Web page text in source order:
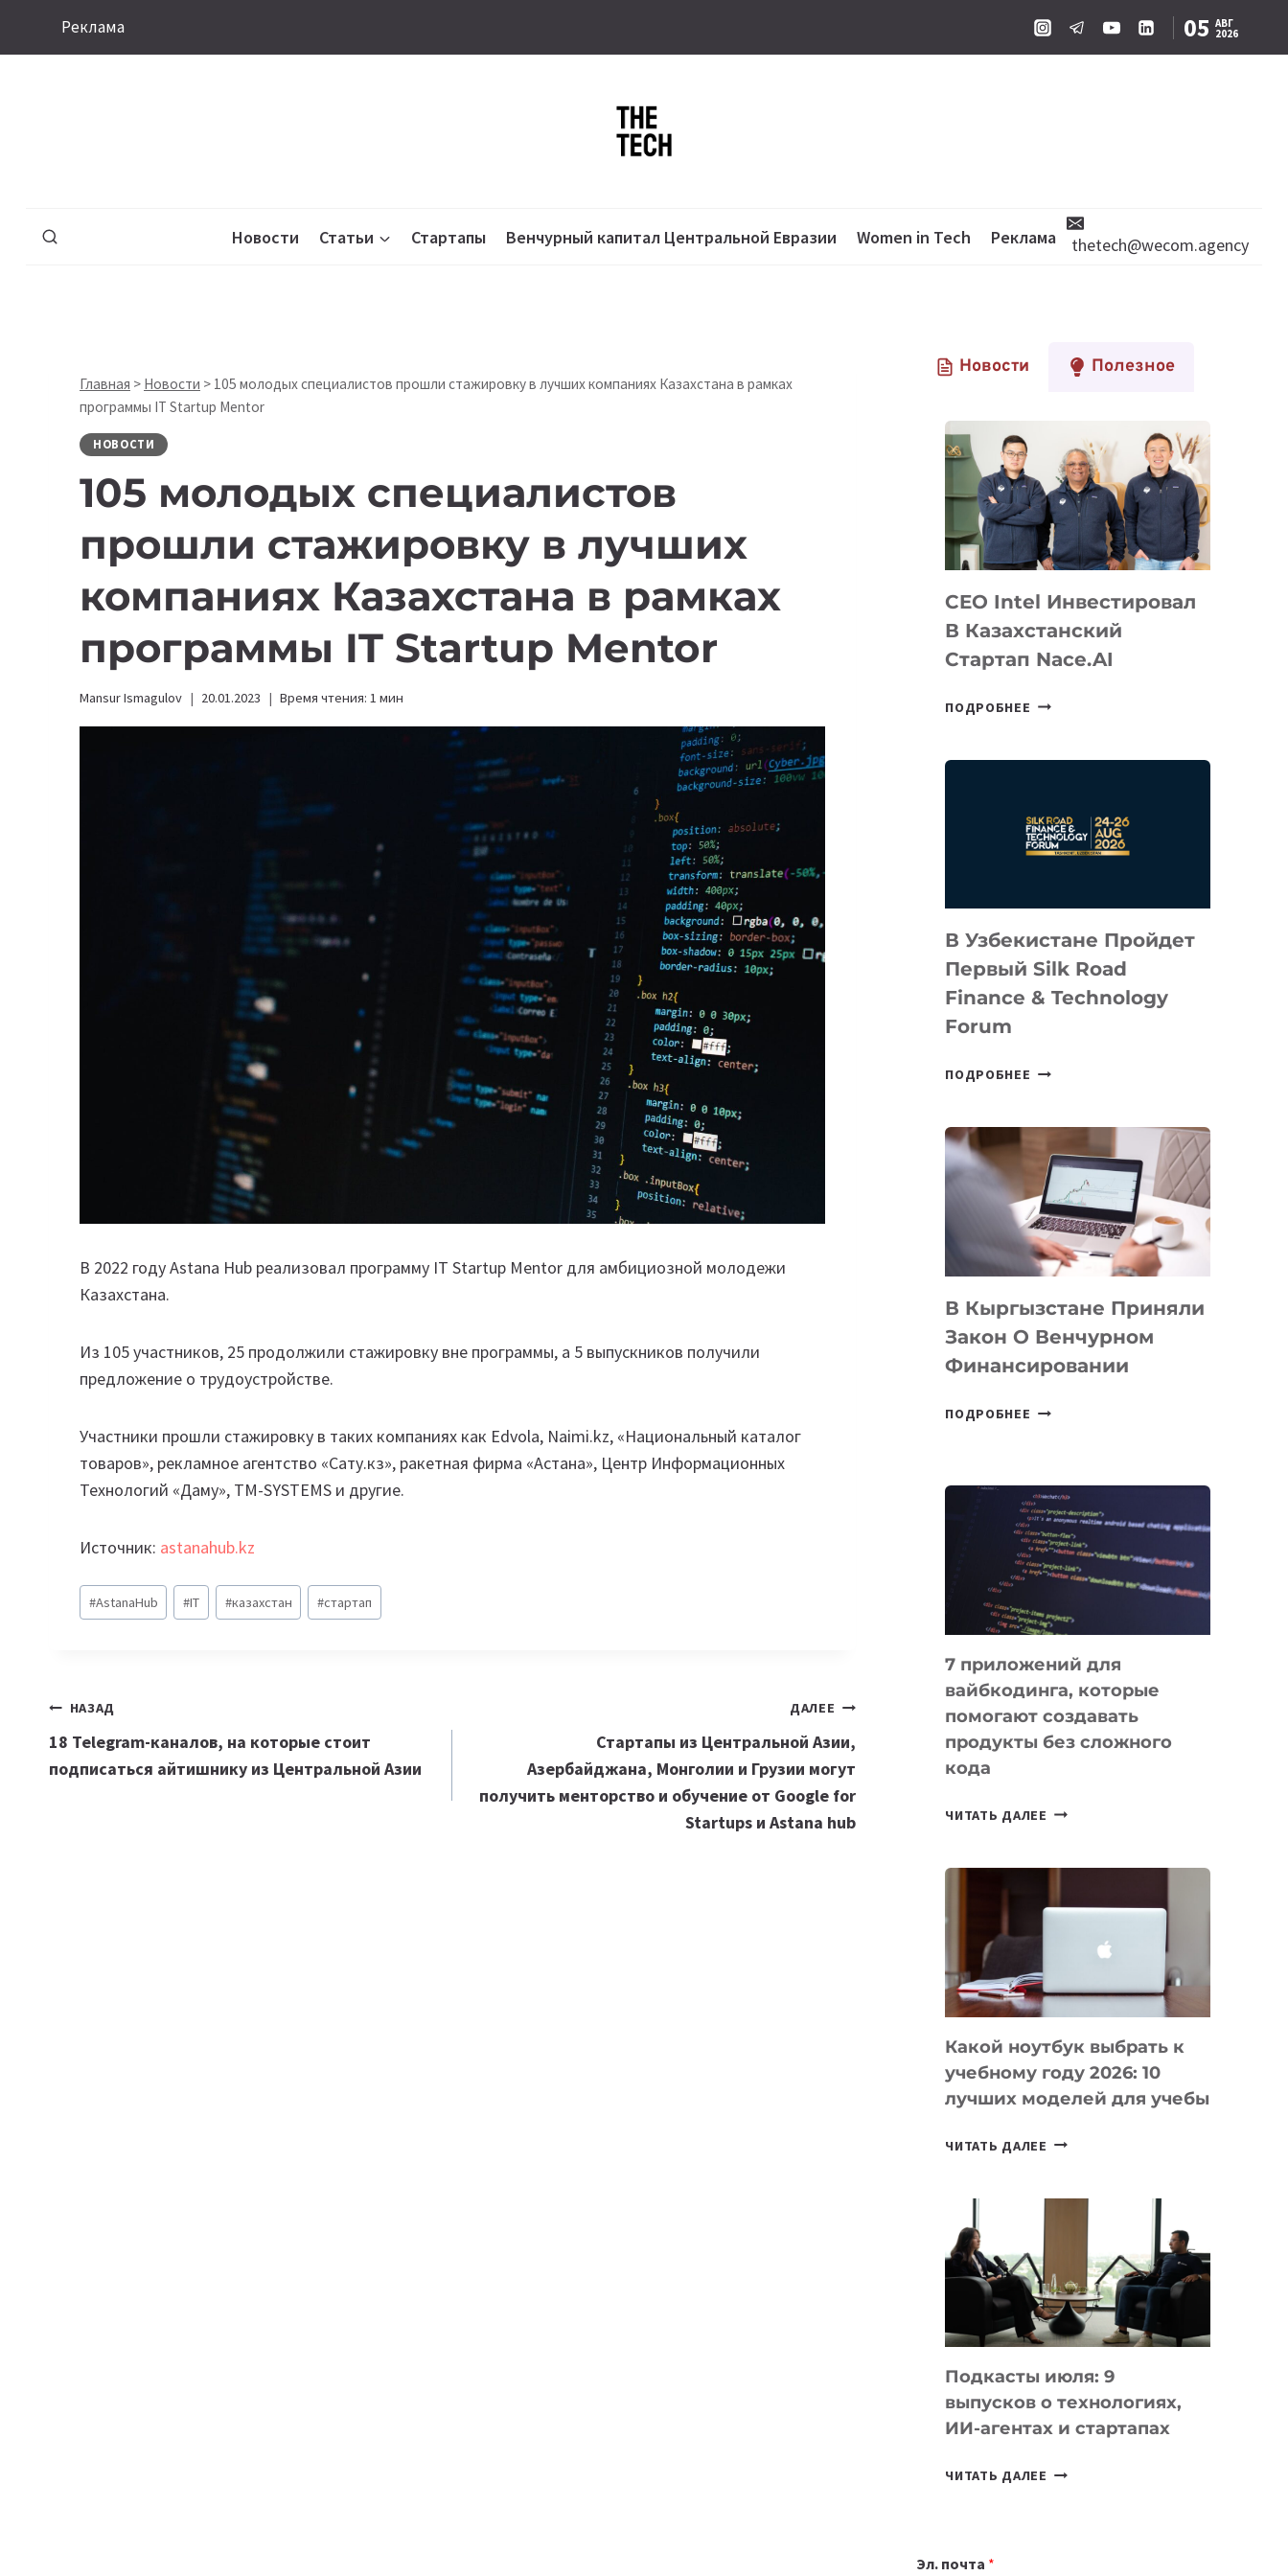
Реклама 05 АВГ
2026
Новости Статьи Стартапы Венчурный капитал Центральной Евразии Women in Tech Реклама thetech@wecom.agency
Главная > Новости > 105 молодых специалистов прошли стажировку в лучших компаниях Казахстана в рамках
программы IT Startup Mentor
НОВОСТИ
105 молодых специалистов
прошли стажировку в лучших
компаниях Казахстана в рамках
программы IT Startup Mentor
Mansur Ismagulov 20.01.2023 Время чтения: 1 мин
В 2022 году Astana Hub реализовал программу IT Startup Mentor для амбициозной молодежи
Казахстана.
Из 105 участников, 25 продолжили стажировку вне программы, а 5 выпускников получили
предложение о трудоустройстве.
Участники прошли стажировку в таких компаниях как Edvola, Naimi.kz, «Национальный каталог
товаров», рекламное агентство «Сату.кз», ракетная фирма «Астана», Центр Информационных
Технологий «Даму», TM-SYSTEMS и другие.
Источник: astanahub.kz
Метки
записи:
#AstanaHub #IT #казахстан #стартап
Навигация
по
НАЗАД
18 Telegram-каналов, на которые стоит
подписаться айтишнику из Центральной Азии
ДАЛЕЕ
Стартапы из Центральной Азии,
Азербайджана, Монголии и Грузии могут
получить менторство и обучение от Google for
Startups и Astana hub
Новости Полезное
CEO Intel Инвестировал
В Казахстанский
Стартап Nace.AI
ПОДРОБНЕЕ CEO
СТАРТАП
NACE.AI
В Узбекистане Пройдет
Первый Silk Road
Finance & Technology
Forum
ПОДРОБНЕЕ
SILK
ROAD
FINANCE
&
TECHNOLOGY
В Кыргызстане Приняли
Закон О Венчурном
Финансировании
ПОДРОБНЕЕ
О
ВЕНЧУРНОМ
ФИНАНСИРОВАНИИ
7 приложений для
вайбкодинга, которые
помогают создавать
продукты без сложного
кода
ЧИТАТЬ ДАЛЕЕ 7
КОТОРЫЕ
СОЗДАВАТЬ
БЕЗ
КОДА
Какой ноутбук выбрать к
учебному году 2026: 10
лучших моделей для учебы
ЧИТАТЬ ДАЛЕЕ КАКОЙ
2026:
10
ЛУЧШИХ
ДЛЯ
УЧЕБЫ
Подкасты июля: 9
выпусков о технологиях,
ИИ-агентах и стартапах
ЧИТАТЬ ДАЛЕЕ ПОДКАСТЫ
Эл. почта *